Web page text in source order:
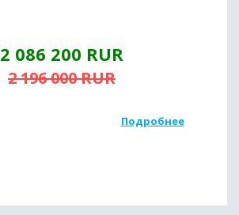
2 086 200 RUR
2 196 000RUR
Подробнее